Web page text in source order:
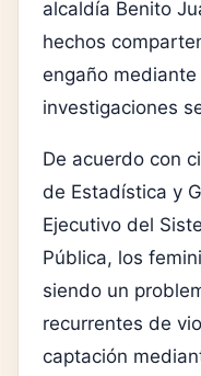
alcaldía Benito
hechos
engaño
investigaciones
De acuerdo con
de Estadística y
Ejecutivo del
Pública, los
siendo un
recurrentes de
captación